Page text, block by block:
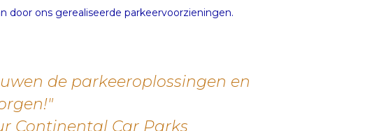
door ons gerealiseerde parkeervoorzieningen.
de parkeeroplossingen en
Continental Car Parks